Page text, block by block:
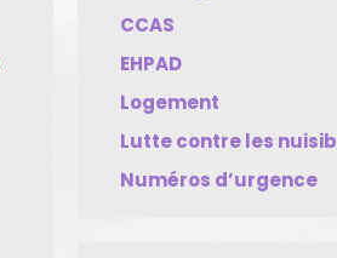
CCAS
EHPAD
Logement
Lutte contre les
Numéros d’urgence